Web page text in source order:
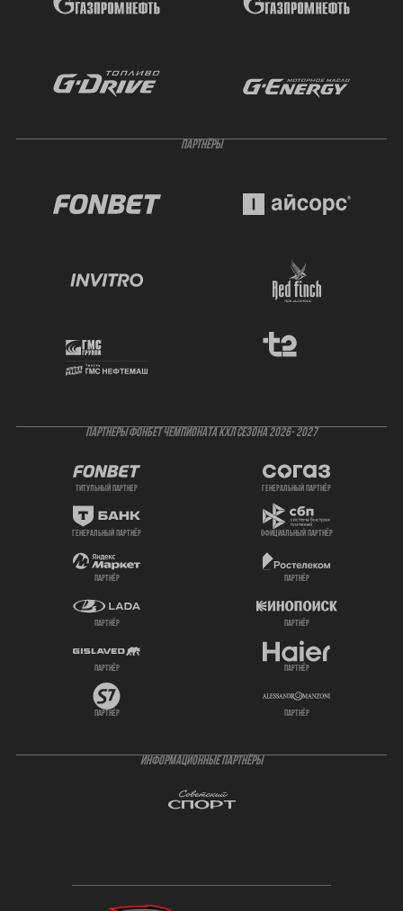
ПАРТНЁРЫ
ПАРТНЕРЫ ФОНБЕТ ЧЕМПИОНАТА КХЛ СЕЗОНА 2026- 2027
титульный партнер генеральный партнёр
генеральный партнёр официальный партнёр
партнёр партнёр
партнёр партнёр
партнёр партнёр
партнёр партнёр
ИНФОРМАЦИОННЫЕ ПАРТНЁРЫ